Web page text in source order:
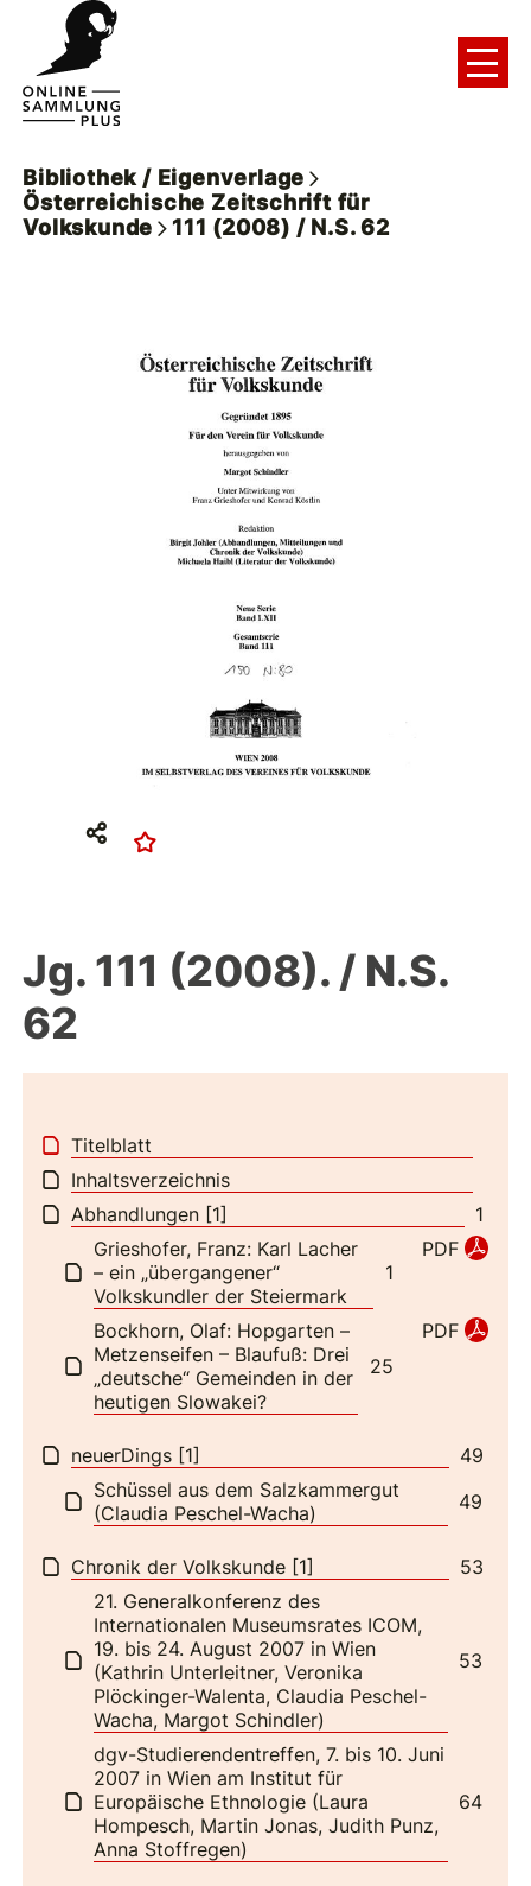
Bibliothek / Eigenverlage
Österreichische Zeitschrift für
Volkskunde
111 (2008) / N.S. 62
Jg. 111 (2008). / N.S.
62
Titelblatt
Inhaltsverzeichnis
1
Abhandlungen [1]
PDF
1
Grieshofer, Franz: Karl Lacher
– ein „übergangener“
Volkskundler der Steiermark
PDF
25
Bockhorn, Olaf: Hopgarten –
Metzenseifen – Blaufuß: Drei
„deutsche“ Gemeinden in der
heutigen Slowakei?
49
neuerDings [1]
49
Schüssel aus dem Salzkammergut
(Claudia Peschel-Wacha)
53
Chronik der Volkskunde [1]
53
21. Generalkonferenz des
Internationalen Museumsrates ICOM,
19. bis 24. August 2007 in Wien
(Kathrin Unterleitner, Veronika
Plöckinger-Walenta, Claudia Peschel-
Wacha, Margot Schindler)
64
dgv-Studierendentreffen, 7. bis 10. Juni
2007 in Wien am Institut für
Europäische Ethnologie (Laura
Hompesch, Martin Jonas, Judith Punz,
Anna Stoffregen)